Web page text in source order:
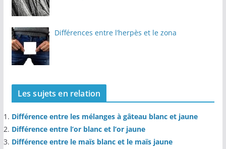
Différences entre l’herpès et le zona
Les sujets en relation
Différence entre les mélanges à gâteau blanc et jaune
Différence entre l’or blanc et l’or jaune
Différence entre le maïs blanc et le maïs jaune